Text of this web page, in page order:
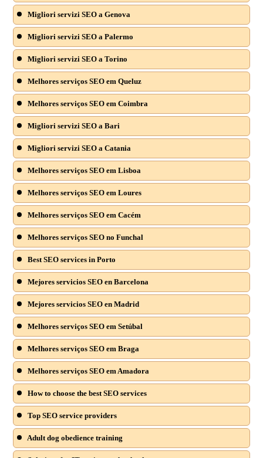
Migliori servizi SEO a Genova
Migliori servizi SEO a Palermo
Migliori servizi SEO a Torino
Melhores serviços SEO em Queluz
Melhores serviços SEO em Coimbra
Migliori servizi SEO a Bari
Migliori servizi SEO a Catania
Melhores serviços SEO em Lisboa
Melhores serviços SEO em Loures
Melhores serviços SEO em Cacém
Melhores serviços SEO no Funchal
Best SEO services in Porto
Mejores servicios SEO en Barcelona
Mejores servicios SEO en Madrid
Melhores serviços SEO em Setúbal
Melhores serviços SEO em Braga
Melhores serviços SEO em Amadora
How to choose the best SEO services
Top SEO service providers
Adult dog obedience training